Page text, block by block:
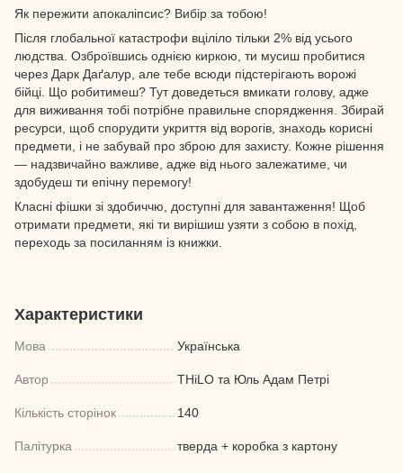
Як пережити апокаліпсис? Вибір за тобою!
Після глобальної катастрофи вціліло тільки 2% від усього
людства. Озброївшись однією киркою, ти мусиш пробитися
через Дарк Даґалур, але тебе всюди підстерігають ворожі
бійці. Що робитимеш? Тут доведеться вмикати голову, адже
для виживання тобі потрібне правильне спорядження. Збирай
ресурси, щоб спорудити укриття від ворогів, знаходь корисні
предмети, і не забувай про зброю для захисту. Кожне рішення
— надзвичайно важливе, адже від нього залежатиме, чи
здобудеш ти епічну перемогу!
Класні фішки зі здобиччю, доступні для завантаження! Щоб
отримати предмети, які ти вирішиш узяти з собою в похід,
переходь за посиланням із книжки.
Характеристики
Мова Українська
Автор THiLO та Юль Адам Петрі
Кількість сторінок 140
Палітурка тверда + коробка з картону